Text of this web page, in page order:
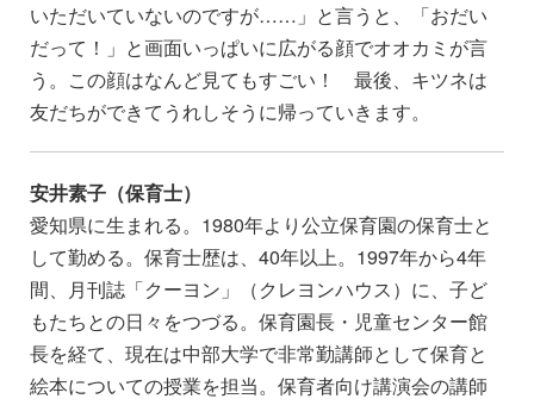
いただいていないのですが……」と言うと、「おだい
だって！」と画面いっぱいに広がる顔でオオカミが言
う。この顔はなんど見てもすごい！ 最後、キツネは
友だちができてうれしそうに帰っていきます。
安井素子（保育士）
愛知県に生まれる。1980年より公立保育園の保育士と
して勤める。保育士歴は、40年以上。1997年から4年
間、月刊誌「クーヨン」（クレヨンハウス）に、子ど
もたちとの日々をつづる。保育園長・児童センター館
長を経て、現在は中部大学で非常勤講師として保育と
絵本についての授業を担当。保育者向け講演会の講師